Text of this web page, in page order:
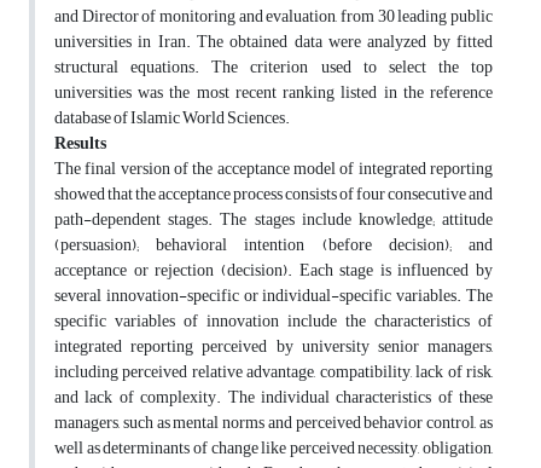
and Director of monitoring and evaluation, from 30 leading public
universities in Iran. The obtained data were analyzed by fitted
structural equations. The criterion used to select the top
universities was the most recent ranking listed in the reference
database of Islamic World Sciences.
Results
The final version of the acceptance model of integrated reporting
showed that the acceptance process consists of four consecutive and
path-dependent stages. The stages include knowledge; attitude
(persuasion); behavioral intention (before decision); and
acceptance or rejection (decision). Each stage is influenced by
several innovation-specific or individual-specific variables. The
specific variables of innovation include the characteristics of
integrated reporting perceived by university senior managers,
including perceived relative advantage, compatibility, lack of risk,
and lack of complexity. The individual characteristics of these
managers, such as mental norms and perceived behavior control, as
well as determinants of change like perceived necessity, obligation,